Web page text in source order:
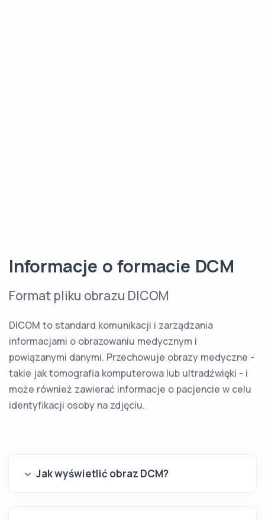
Informacje o formacie DCM
Format pliku obrazu DICOM
DICOM to standard komunikacji i zarządzania
informacjami o obrazowaniu medycznym i
powiązanymi danymi. Przechowuje obrazy medyczne -
takie jak tomografia komputerowa lub ultradźwięki - i
może również zawierać informacje o pacjencie w celu
identyfikacji osoby na zdjęciu.
Jak wyświetlić obraz DCM?